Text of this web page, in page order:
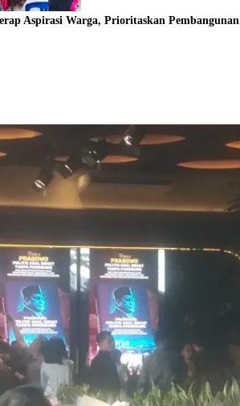
Aspirasi Warga, Prioritaskan Pembangunan